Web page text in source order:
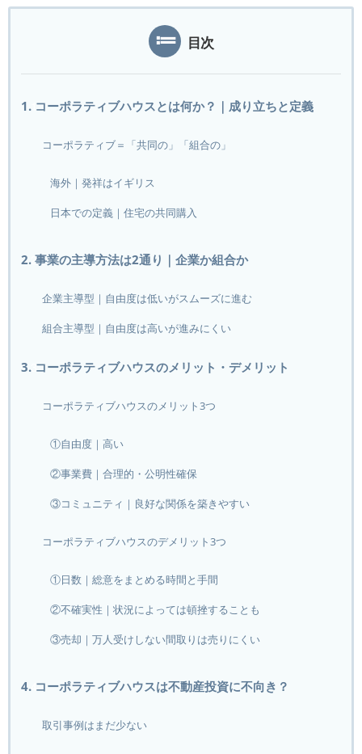
目次
1. コーポラティブハウスとは何か？｜成り立ちと定義
コーポラティブ＝「共同の」「組合の」
海外｜発祥はイギリス
日本での定義｜住宅の共同購入
2. 事業の主導方法は2通り｜企業か組合か
企業主導型｜自由度は低いがスムーズに進む
組合主導型｜自由度は高いが進みにくい
3. コーポラティブハウスのメリット・デメリット
コーポラティブハウスのメリット3つ
①自由度｜高い
②事業費｜合理的・公明性確保
③コミュニティ｜良好な関係を築きやすい
コーポラティブハウスのデメリット3つ
①日数｜総意をまとめる時間と手間
②不確実性｜状況によっては頓挫することも
③売却｜万人受けしない間取りは売りにくい
4. コーポラティブハウスは不動産投資に不向き？
取引事例はまだ少ない